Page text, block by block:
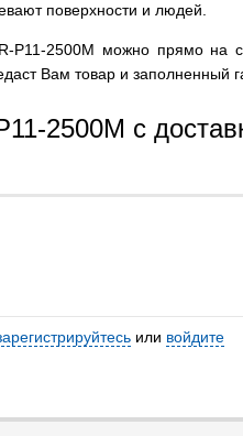
поверхности и людей.
P11-2500M можно прямо на
Вам товар и заполненный
2500M с
или войдите